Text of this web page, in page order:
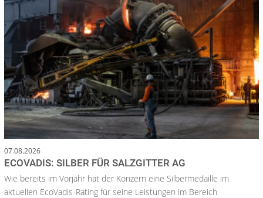
07.08.2026
ECOVADIS: SILBER FÜR SALZGITTER AG
Wie bereits im Vorjahr hat der Konzern eine Silbermedaille im
aktuellen EcoVadis-Rating für seine Leistungen im Bereich